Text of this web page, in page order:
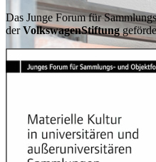
Das Junge Forum für
derVolkswagenStiftung